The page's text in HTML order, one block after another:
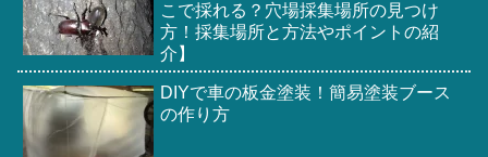
こで採れる？穴場採集場所の見つけ
方！採集場所と方法やポイントの紹
介】
DIYで車の板金塗装！簡易塗装ブース
の作り方